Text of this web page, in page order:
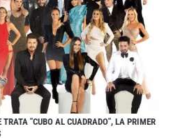
"CUBO AL CUADRADO", LA PRIMER